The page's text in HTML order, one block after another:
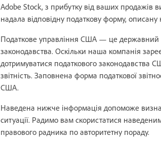
Adobe Stock, з прибутку від ваших продажів
надала відповідну податкову форму,
Податкове управління США — це державний
законодавства. Оскільки наша компанія
дотримуватися податкового законодавства
звітність. Заповнена форма податкової
США.
Наведена нижче інформація допоможе
ситуації. Радимо вам скористатися
правового радника по авторитетну пораду.